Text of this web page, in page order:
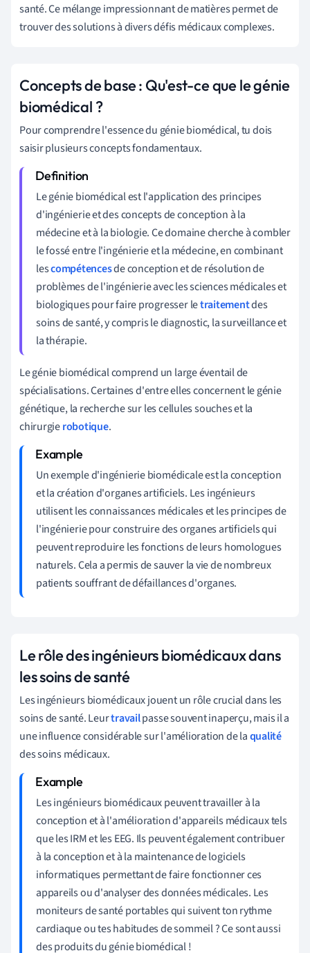
santé. Ce mélange impressionnant de matières permet de
trouver des solutions à divers défis médicaux complexes.
Concepts de base : Qu'est-ce que le génie
biomédical ?
Pour comprendre l'essence du génie biomédical, tu dois
saisir plusieurs concepts fondamentaux.
Le génie biomédical est l'application des principes
d'ingénierie et des concepts de conception à la
médecine et à la biologie. Ce domaine cherche à combler
le fossé entre l'ingénierie et la médecine, en combinant
lescompétencesde conception et de résolution de
problèmes de l'ingénierie avec les sciences médicales et
biologiques pour faire progresser letraitementdes
soins de santé, y compris le diagnostic, la surveillance et
la thérapie.
Le génie biomédical comprend un large éventail de
spécialisations. Certaines d'entre elles concernent le génie
génétique, la recherche sur les cellules souches et la
chirurgierobotique.
Un exemple d'ingénierie biomédicale est la conception
et la création d'organes artificiels. Les ingénieurs
utilisent les connaissances médicales et les principes de
l'ingénierie pour construire des organes artificiels qui
peuvent reproduire les fonctions de leurs homologues
naturels. Cela a permis de sauver la vie de nombreux
patients souffrant de défaillances d'organes.
Le rôle des ingénieurs biomédicaux dans
les soins de santé
Les ingénieurs biomédicaux jouent un rôle crucial dans les
soins de santé. Leurtravailpasse souvent inaperçu, mais il a
une influence considérable sur l'amélioration de laqualité
des soins médicaux.
Les ingénieurs biomédicaux peuvent travailler à la
conception et à l'amélioration d'appareils médicaux tels
que les IRM et les EEG. Ils peuvent également contribuer
à la conception et à la maintenance de logiciels
informatiques permettant de faire fonctionner ces
appareils ou d'analyser des données médicales. Les
moniteurs de santé portables qui suivent ton rythme
cardiaque ou tes habitudes de sommeil ? Ce sont aussi
des produits du génie biomédical !